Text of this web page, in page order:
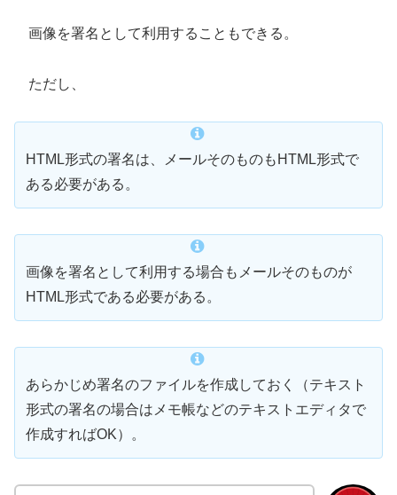
画像を署名として利用することもできる。
ただし、
HTML形式の署名は、メールそのものもHTML形式で
ある必要がある。
画像を署名として利用する場合もメールそのものが
HTML形式である必要がある。
あらかじめ署名のファイルを作成しておく（テキスト
形式の署名の場合はメモ帳などのテキストエディタで
作成すればOK）。